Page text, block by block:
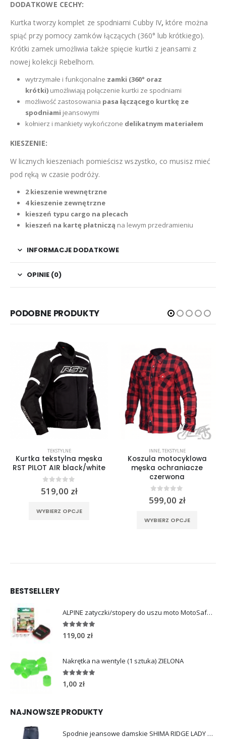
DODATKOWE CECHY:
Kurtka tworzy komplet ze spodniami Cubby IV, które można
spiąć przy pomocy zamków łączących (360° lub krótkiego).
Krótki zamek umożliwia także spięcie kurtki z jeansami z
nowej kolekcji Rebelhorn.
wytrzymałe i funkcjonalne zamki (360° oraz
krótki)umożliwiają połączenie kurtki ze spodniami
możliwość zastosowania pasa łączącego kurtkę ze
spodniami jeansowymi
kołnierz i mankiety wykończone delikatnym materiałem
KIESZENIE:
W licznych kieszeniach pomieścisz wszystko, co musisz mieć
pod ręką w czasie podróży.
2 kieszenie wewnętrzne
4 kieszenie zewnętrzne
kieszeń typu cargo na plecach
kieszeń na kartę płatniczą na lewym przedramieniu
INFORMACJE DODATKOWE
OPINIE (0)
PODOBNE PRODUKTY
TEKSTYLNE
Kurtka tekstylna męska
RST PILOT AIR black/white
0 out of 5
519,00 zł
WYBIERZ OPCJE
INNE,TEKSTYLNE
Koszula motocyklowa
męska ochraniacze
czerwona
0out of 5
599,00 zł
WYBIERZ OPCJE
BESTSELLERY
ALPINE zatyczki/stopery do uszu moto MotoSafe Pro
4.96out of 5
119,00 zł
Nakrętka na wentyle (1 sztuka) ZIELONA
5.00 out of 5
1,00 zł
NAJNOWSZE PRODUKTY
Spodnie jeansowe damskie SHIMA RIDGE LADY blue